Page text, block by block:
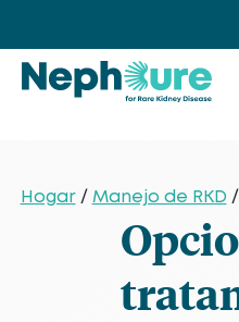
contenido
Hogar/ Manejo de RKD /